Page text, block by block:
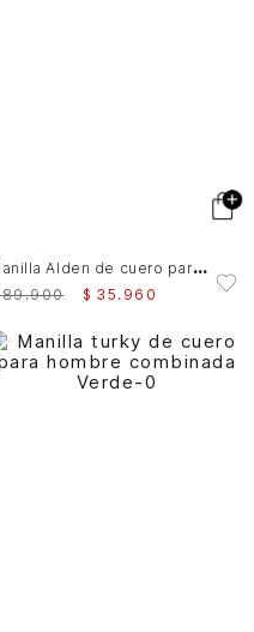
M
anilla Alden de cuero para hombre trenzada
89.900 $ 35 . 960